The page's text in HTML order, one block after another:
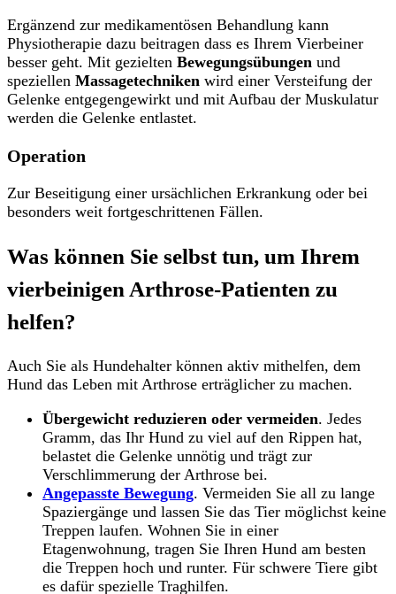
Ergänzend zur medikamentösen Behandlung kann
Physiotherapie dazu beitragen dass es Ihrem Vierbeiner
besser geht. Mit gezielten Bewegungsübungen und
speziellen Massagetechniken wird einer Versteifung der
Gelenke entgegengewirkt und mit Aufbau der Muskulatur
werden die Gelenke entlastet.
Operation
Zur Beseitigung einer ursächlichen Erkrankung oder bei
besonders weit fortgeschrittenen Fällen.
Was können Sie selbst tun, um Ihrem
vierbeinigen Arthrose-Patienten zu
helfen?
Auch Sie als Hundehalter können aktiv mithelfen, dem
Hund das Leben mit Arthrose erträglicher zu machen.
Übergewicht reduzieren oder vermeiden. Jedes
Gramm, das Ihr Hund zu viel auf den Rippen hat,
belastet die Gelenke unnötig und trägt zur
Verschlimmerung der Arthrose bei.
Angepasste Bewegung. Vermeiden Sie all zu lange
Spaziergänge und lassen Sie das Tier möglichst keine
Treppen laufen. Wohnen Sie in einer
Etagenwohnung, tragen Sie Ihren Hund am besten
die Treppen hoch und runter. Für schwere Tiere gibt
es dafür spezielle Traghilfen.